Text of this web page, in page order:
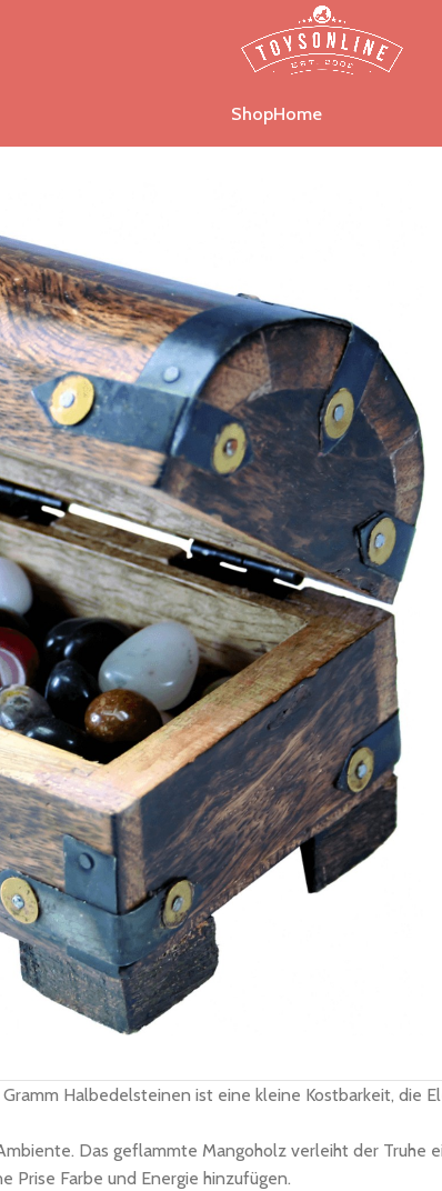
ShopHome
Halbedelsteinen ist eine kleine Kostbarkeit, die
Das geflammte Mangoholz verleiht der Truhe
Prise Farbe und Energie hinzufügen.